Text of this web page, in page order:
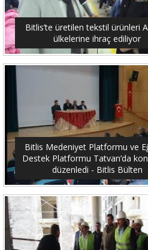
Bitlis’te üretilen tekstil ürünleri
ülkelerine ihraç ediliyor
Bitlis Medeniyet Platformu ve
Destek Platformu Tatvan’da
düzenledi - Bitlis Bülten